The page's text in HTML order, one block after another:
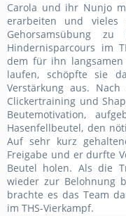
Carola und ihr Nunjo
erarbeiten und vieles
Gehorsamsübung
Hindernisparcours im
dem für ihn
laufen, schöpfte sie
Verstärkung aus. Nach
Clickertraining und
Beutemotivation,
Hasenfellbeutel, den
Auf sehr kurz
Freigabe und er durfte
Beutel holen. Als die
wieder zur Belohnung
brachte es das Team
im THS-Vierkampf.